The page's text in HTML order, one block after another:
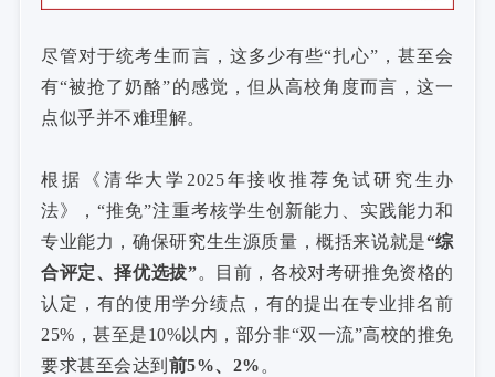
尽管对于统考生而言，这多少有些“扎心”，甚至会
有“被抢了奶酪”的感觉，但从高校角度而言，这一
点似乎并不难理解。
根据《清华大学2025年接收推荐免试研究生办
法》，“推免”注重考核学生创新能力、实践能力和
专业能力，确保研究生生源质量，概括来说就是“综
合评定、择优选拔”。目前，各校对考研推免资格的
认定，有的使用学分绩点，有的提出在专业排名前
25%，甚至是10%以内，部分非“双一流”高校的推免
要求甚至会达到 前5%、2% 。